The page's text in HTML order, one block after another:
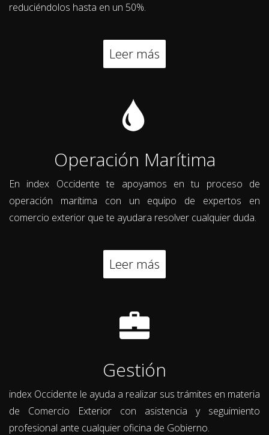
reduciéndolos hasta en un 50%.
Leer más
Operación Marítima
En index Occidente te apoyamos en tu proceso de
operación marítima con un equipo de expertos en
comercio exterior que te ayudara resolver cualquier duda.
Leer más
Gestión
index Occidente le ayuda a realizar sus trámites en materia
de Comercio Exterior con asistencia y seguimiento
profesional ante cualquier oficina de Gobierno.